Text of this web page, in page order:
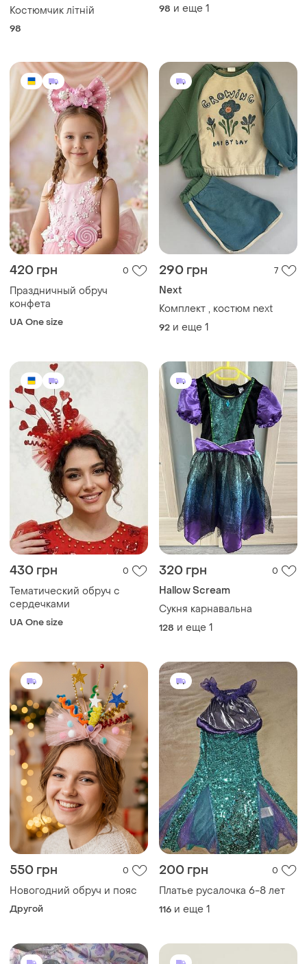
Костюмчик літній
98
98 и еще 1
420 грн 0
Праздничный обруч
конфета
UA One size
290 грн 7
Next
Комплект , костюм next
92 и еще 1
430 грн 0
Тематический обруч с
сердечками
UA One size
320 грн 0
Hallow Scream
Сукня карнавальна
128 и еще 1
550 грн 0
Новогодний обруч и пояс
Другой
200 грн 0
Платье русалочка 6-8 лет
116 и еще 1